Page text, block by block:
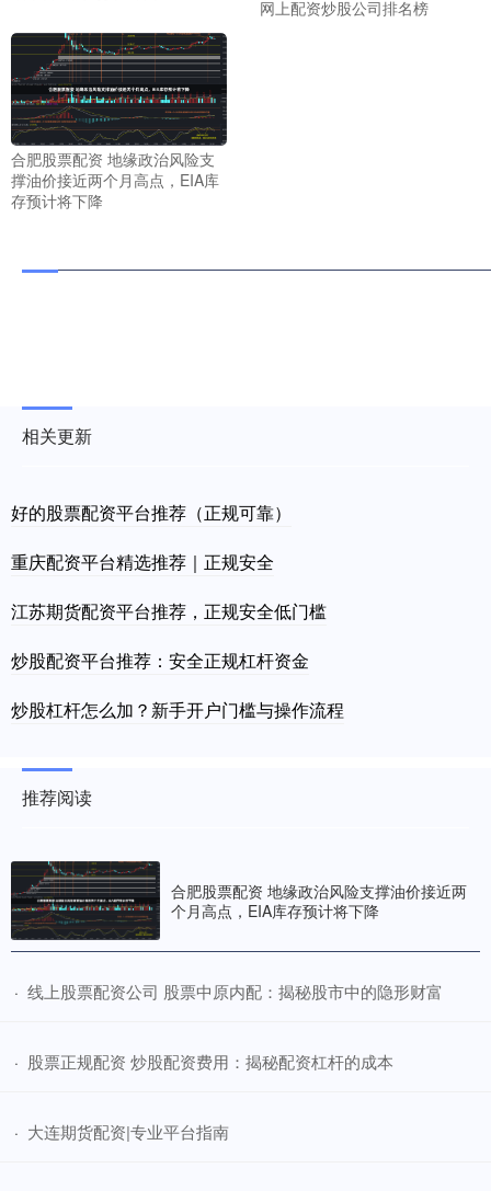
网上配资炒股公司排名榜
合肥股票配资 地缘政治风险支
撑油价接近两个月高点，EIA库
存预计将下降
相关更新
好的股票配资平台推荐（正规可靠）
重庆配资平台精选推荐｜正规安全
江苏期货配资平台推荐，正规安全低门槛
炒股配资平台推荐：安全正规杠杆资金
炒股杠杆怎么加？新手开户门槛与操作流程
推荐阅读
合肥股票配资 地缘政治风险支撑油价接近两
个月高点，EIA库存预计将下降
· ​线上股票配资公司 股票中原内配：揭秘股市中的隐形财富
· ​股票正规配资 炒股配资费用：揭秘配资杠杆的成本
· ​大连期货配资|专业平台指南